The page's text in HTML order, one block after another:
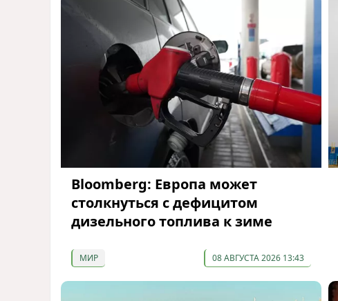
Bloomberg: Европа может
столкнуться с дефицитом
дизельного топлива к зиме
МИР 08 АВГУСТА 2026 13:43